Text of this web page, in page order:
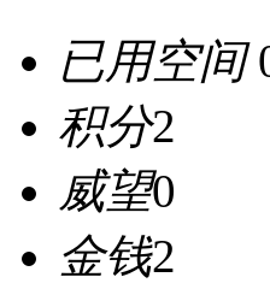
已用空间
积分2
威望0
金钱2